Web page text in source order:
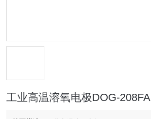
工业高温溶氧电极DOG-208FA